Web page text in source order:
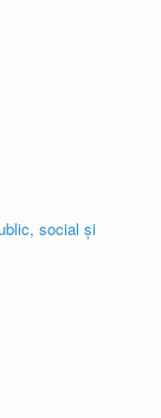
social și